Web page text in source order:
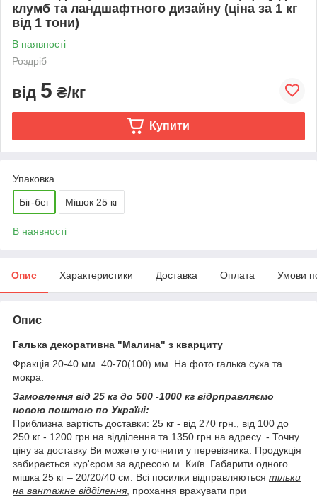
клумб та ландшафтного дизайну (ціна за 1 кг
від 1 тони)
В наявності
Роздріб
від 5 ₴/кг
Купити
Упаковка
Біг-бег Мішок 25 кг
В наявності
Опис Характеристики Доставка Оплата Умови
Опис
Галька декоративна "Малина" з кварциту
Фракція 20-40 мм. 40-70(100) мм. На фото галька суха та
мокра.
Замовлення від 25 кг до 500 -1000 кг відрправляємо
новою поштою по Україні:
Приблизна вартість доставки: 25 кг - від 270 грн., від 100 до
250 кг - 1200 грн на відділення та 1350 грн на адресу. - Точну
ціну за доставку Ви можете уточнити у перевізника. Продукція
забирається кур'єром за адресою м. Київ. Габарити одного
мішка 25 кг – 20/20/40 см. Всі посилки відправляються тільки
на вантажне відділення , прохання врахувати при